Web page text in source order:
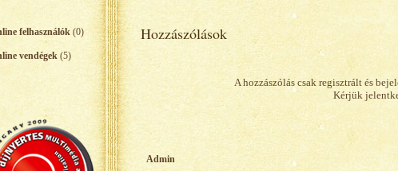
felhasználók (0)
vendégek(5)
Hozzászólások
A hozzászólás csak regisztrált és
Kérjük
Admin